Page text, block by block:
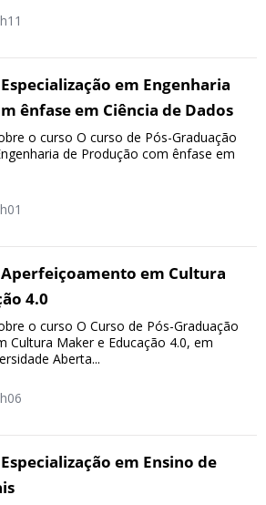
em Engenharia
ênfase em Ciência de Dados
o curso O curso de Pós-Graduação
de Produção com ênfase em
Aperfeiçoamento em Cultura
4.0
o curso O Curso de Pós-Graduação
Cultura Maker e Educação 4.0, em
Aberta...
em Ensino de